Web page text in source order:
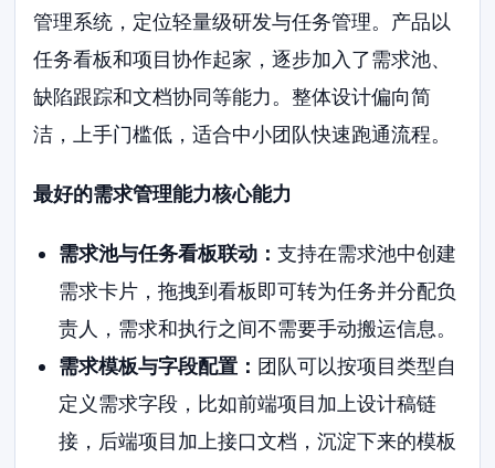
管理系统，定位轻量级研发与任务管理。产品以
任务看板和项目协作起家，逐步加入了需求池、
缺陷跟踪和文档协同等能力。整体设计偏向简
洁，上手门槛低，适合中小团队快速跑通流程。
最好的需求管理能力核心能力
需求池与任务看板联动： 支持在需求池中创建
需求卡片，拖拽到看板即可转为任务并分配负
责人，需求和执行之间不需要手动搬运信息。
需求模板与字段配置： 团队可以按项目类型自
定义需求字段，比如前端项目加上设计稿链
接，后端项目加上接口文档，沉淀下来的模板